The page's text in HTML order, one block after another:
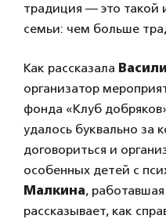
традиция — это такой
семьи: чем больше
Как рассказала
организатор
фонда «Клуб
удалось буквально за
договориться и
особенных детей с
Малкина,
рассказывает, как